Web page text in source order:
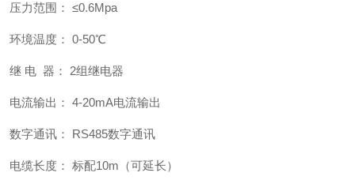
压力范围： ≤0.6Mpa
环境温度： 0-50℃
继 电 器： 2组继电器
电流输出： 4-20mA电流输出
数字通讯： RS485数字通讯
电缆长度： 标配10m（可延长）